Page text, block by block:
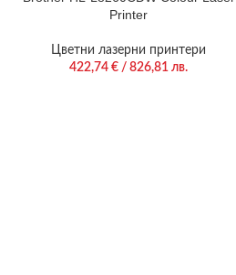
Printer
Цветни лазерни принтери
422,74€ / 826,81 лв.